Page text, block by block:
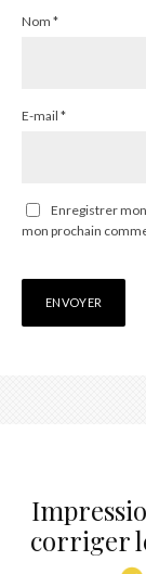
Nom *
E-mail *
Enregistrer
mon prochain
corriger